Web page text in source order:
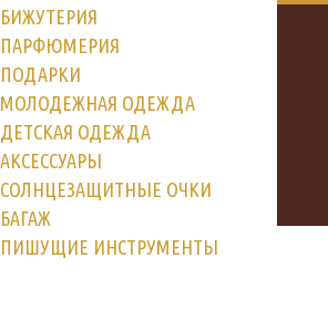
БИЖУТЕРИЯ
ПАРФЮМЕРИЯ
ПОДАРКИ
МОЛОДЕЖНАЯ ОДЕЖДА
ДЕТСКАЯ ОДЕЖДА
АКСЕССУАРЫ
СОЛНЦЕЗАЩИТНЫЕ ОЧКИ
БАГАЖ
ПИШУЩИЕ ИНСТРУМЕНТЫ